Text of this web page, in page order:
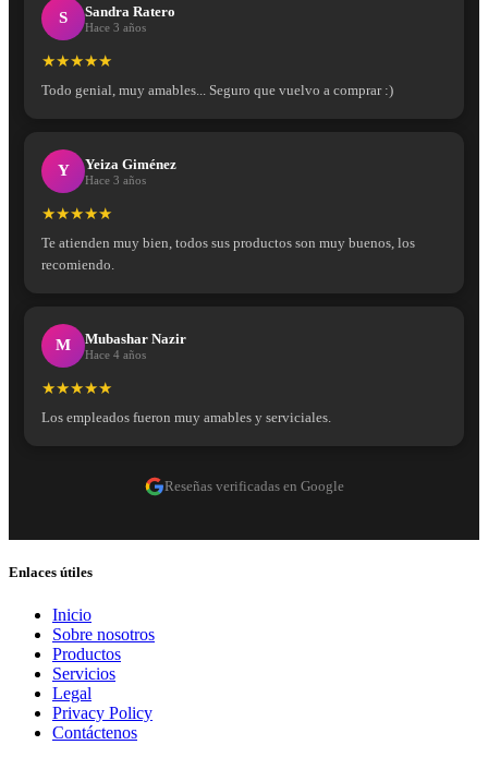
S Sandra Ratero
Hace 3 años
★★★★★
Todo genial, muy amables... Seguro que vuelvo a comprar :)
Y Yeiza Giménez
Hace 3 años
★★★★★
Te atienden muy bien, todos sus productos son muy buenos, los
recomiendo.
M Mubashar Nazir
Hace 4 años
★★★★★
Los empleados fueron muy amables y serviciales.
Reseñas verificadas en Google
Enlaces útiles
Inicio
Sobre nosotros
Productos
Servicios
Legal
Privacy Policy
Contáctenos